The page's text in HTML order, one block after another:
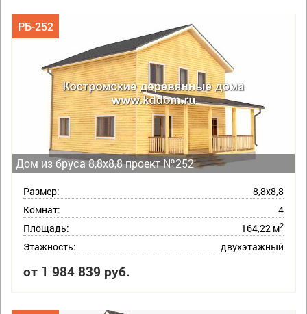
Дом из бруса 8,8х8,8 проект №252
РБ-252
Размер:
8,8х8,8
Комнат:
4
Площадь:
164,22 м2
Этажность: двухэтажный
от 1 984 839 руб.